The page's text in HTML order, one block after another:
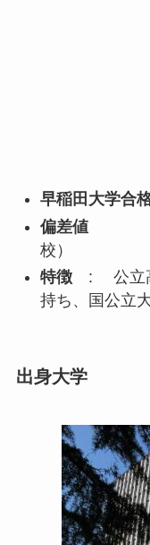
早稲田大学合
偏
校）
特徴: 公立高
持ち、国公立
出身大学